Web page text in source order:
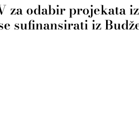
za odabir projekata
sufinansirati iz